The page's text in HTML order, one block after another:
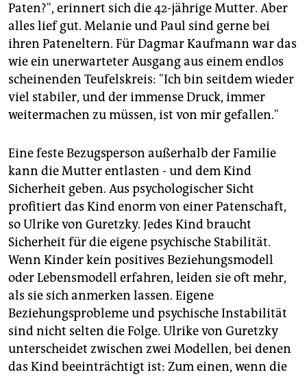
Paten?", erinnert sich die 42-jährige Mutter. Aber
alles lief gut. Melanie und Paul sind gerne bei
ihren Pateneltern. Für Dagmar Kaufmann war das
wie ein unerwarteter Ausgang aus einem endlos
scheinenden Teufelskreis: "Ich bin seitdem wieder
viel stabiler, und der immense Druck, immer
weitermachen zu müssen, ist von mir gefallen."
Eine feste Bezugsperson außerhalb der Familie
kann die Mutter entlasten - und dem Kind
Sicherheit geben. Aus psychologischer Sicht
profitiert das Kind enorm von einer Patenschaft,
so Ulrike von Guretzky. Jedes Kind braucht
Sicherheit für die eigene psychische Stabilität.
Wenn Kinder kein positives Beziehungsmodell
oder Lebensmodell erfahren, leiden sie oft mehr,
als sie sich anmerken lassen. Eigene
Beziehungsprobleme und psychische Instabilität
sind nicht selten die Folge. Ulrike von Guretzky
unterscheidet zwischen zwei Modellen, bei denen
das Kind beeinträchtigt ist: Zum einen, wenn die